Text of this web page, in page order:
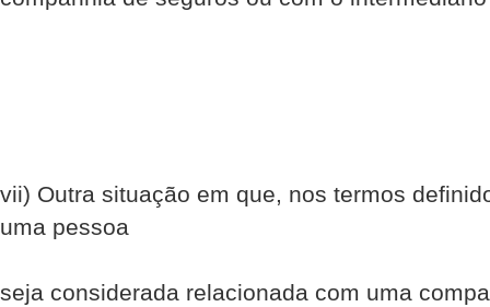
vii) Outra situação em que, nos termos
uma pessoa
seja considerada relacionada com uma